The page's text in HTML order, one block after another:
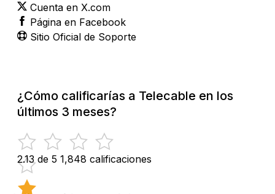
Cuenta en X.com
Página en Facebook
Sitio Oficial de Soporte
¿Cómo calificarías a Telecable en los
últimos 3 meses?
2.13 de 5 1,848 calificaciones